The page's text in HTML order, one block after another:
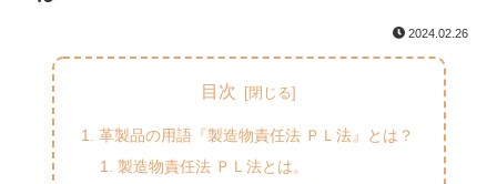
2024.02.26
目次
革製品の用語『製造物責任法 ＰＬ法』とは？
製造物責任法 ＰＬ法とは。